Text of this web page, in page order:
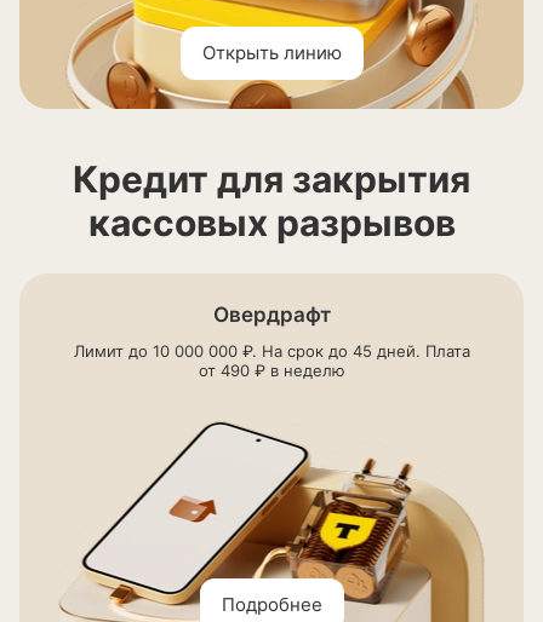
Открыть линию
Кредит для закрытия
кассовых разрывов
Овердрафт
Лимит до 10 000 000 ₽. На срок до 45 дней. Плата
от 490 ₽ в неделю
Подробнее